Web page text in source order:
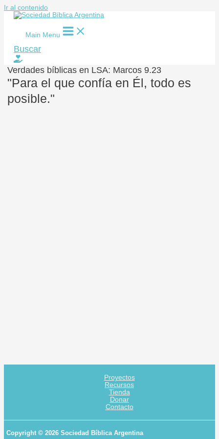
Ir al contenido
Main Menu
Buscar
Verdades bíblicas en LSA: Marcos 9.23
"Para el que confía en Él, todo es
posible."
Proyectos
Recursos
Tienda
Donar
Contacto
Copyright © 2026 Sociedad Bíblica Argentina